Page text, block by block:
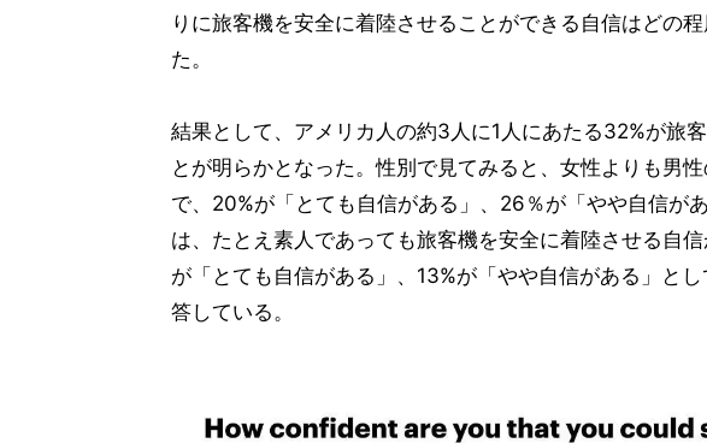
りに旅客機を安全に着陸させることができる自信はどの
た。
結果として、アメリカ人の約3人に1人にあたる32%が旅
とが明らかとなった。性別で見てみると、女性よりも男
で、20%が「とても自信がある」、26％が「やや自信が
は、たとえ素人であっても旅客機を安全に着陸させる自
が「とても自信がある」、13%が「やや自信がある」と
答している。